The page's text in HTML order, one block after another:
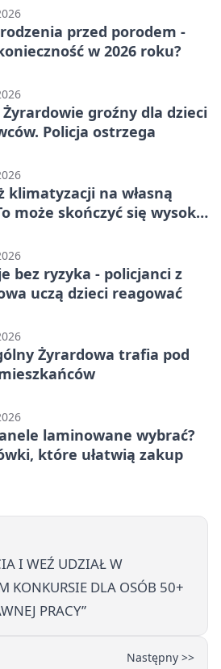
rodzenia przed porodem -
w 2026 roku?
Żyrardowie groźny dla dzieci
Policja ostrzega
klimatyzacji na własną
może skończyć się wysoką
bez ryzyka - policjanci z
uczą dzieci reagować
Żyrardowa trafia pod
laminowane wybrać?
które ułatwią zakup
I WEŹ UDZIAŁ W
KONKURSIE DLA OSÓB 50+
PRACY”
Następny >>